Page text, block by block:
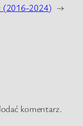
(2016-2024) →
komentarz.